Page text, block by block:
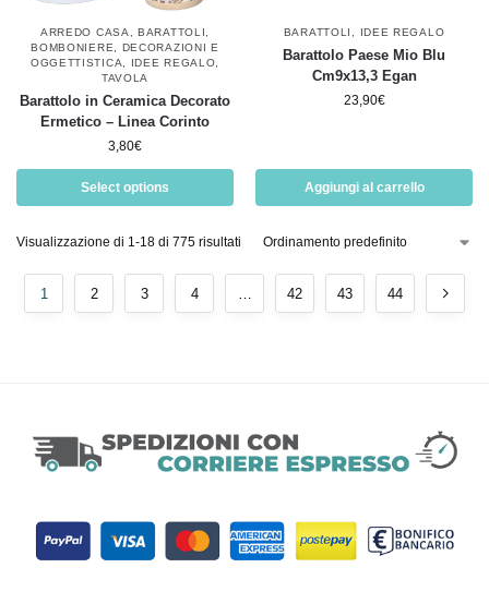
ARREDO CASA ,BARATTOLI
BOMBONIERE
DECORAZIONI E
OGGETTISTICA
IDEE REGALO
TAVOLA
Barattolo in Ceramica Decorato
Ermetico – Linea Corinto
3,80€
Select options
BARATTOLI IDEE REGALO
Barattolo Paese Mio Blu
Cm9x13,3 Egan
23,90€
Aggiungi al carrello
Visualizzazione di 1-18 di 775 risultati
1 2 3 4 … 42 43 44